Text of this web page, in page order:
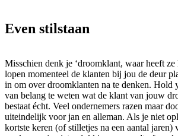
Even stilstaan
Misschien denk je ‘droomklant, waar heeft ze
lopen momenteel de klanten bij jou de deur
in om over droomklanten na te denken. Hold
van belang te weten wat de klant van jouw
bestaat écht. Veel ondernemers razen maar
uiteindelijk voor jan en alleman. Als je niet
kortste keren (of stilletjes na een aantal jaren)